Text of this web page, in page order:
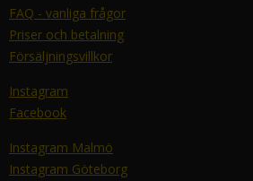
FAQ - vanliga frågor
Priser och betalning
Försäljningsvillkor
Instagram
Facebook
Instagram Malmö
Instagram Göteborg